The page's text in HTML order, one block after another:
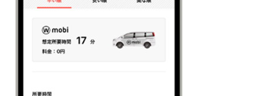
企業ITのトレンドを詳説
マーケ×ITの今がよく分かる